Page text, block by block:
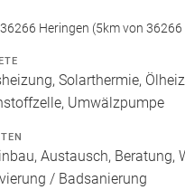
Heringen (5km von
Solarthermie,
Umwälzpumpe
Austausch, Beratung,
/ Badsanierung